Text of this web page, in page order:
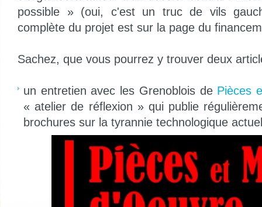
possible » (oui, c'est un truc de vils
complète du projet est sur la page du
Sachez, que vous pourrez y trouver deux
un entretien avec les Grenoblois de Pièces
« atelier de réflexion » qui publie
brochures sur la tyrannie technologique